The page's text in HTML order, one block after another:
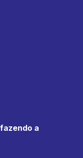
a